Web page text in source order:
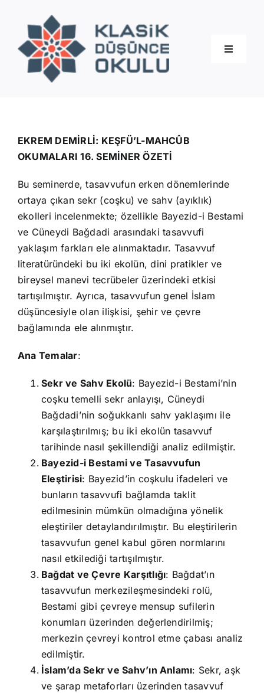
content
Toggle
Eğitimler
İletişim
EKREM DEMİRLİ: KEŞFÜ’L-MAHCÛB
OKUMALARI 16. SEMİNER ÖZETİ
Bu seminerde, tasavvufun erken dönemlerinde
ortaya çıkan sekr (coşku) ve sahv (ayıklık)
ekolleri incelenmekte; özellikle Bayezid-i Bestami
ve Cüneydi Bağdadi arasındaki tasavvufi
yaklaşım farkları ele alınmaktadır. Tasavvuf
literatüründeki bu iki ekolün, dini pratikler ve
bireysel manevi tecrübeler üzerindeki etkisi
tartışılmıştır. Ayrıca, tasavvufun genel İslam
düşüncesiyle olan ilişkisi, şehir ve çevre
bağlamında ele alınmıştır.
Ana Temalar:
Sekr ve Sahv Ekolü: Bayezid-i Bestami’nin
coşku temelli sekr anlayışı, Cüneydi
Bağdadi’nin soğukkanlı sahv yaklaşımı ile
karşılaştırılmış; bu iki ekolün tasavvuf
tarihinde nasıl şekillendiği analiz edilmiştir.
Bayezid-i Bestami ve Tasavvufun
Eleştirisi: Bayezid’in coşkulu ifadeleri ve
bunların tasavvufi bağlamda taklit
edilmesinin mümkün olmadığına yönelik
eleştiriler detaylandırılmıştır. Bu eleştirilerin
tasavvufun genel kabul gören normlarını
nasıl etkilediği tartışılmıştır.
Bağdat ve Çevre Karşıtlığı: Bağdat’ın
tasavvufun merkezileşmesindeki rolü,
Bestami gibi çevreye mensup sufilerin
konumları üzerinden değerlendirilmiş;
merkezin çevreyi kontrol etme çabası analiz
edilmiştir.
İslam’da Sekr ve Sahv’ın Anlamı: Sekr, aşk
ve şarap metaforları üzerinden tasavvuf